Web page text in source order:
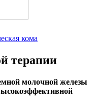
кома
терапии
молочной железы